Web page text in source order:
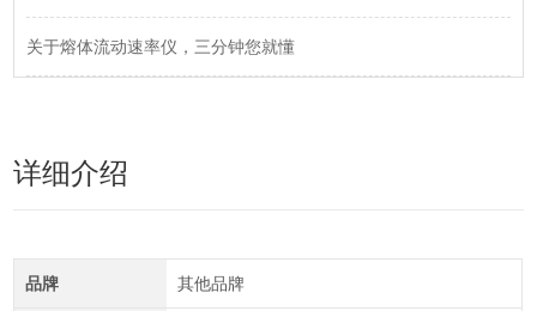
关于熔体流动速率仪，三分钟您就懂
详细介绍
品牌 其他品牌